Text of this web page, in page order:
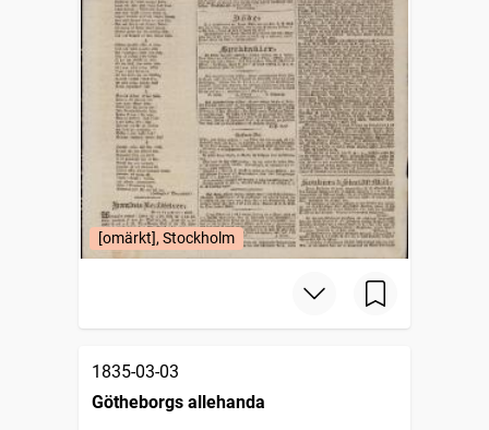
[omärkt], Stockholm
1835-03-03
Götheborgs allehanda